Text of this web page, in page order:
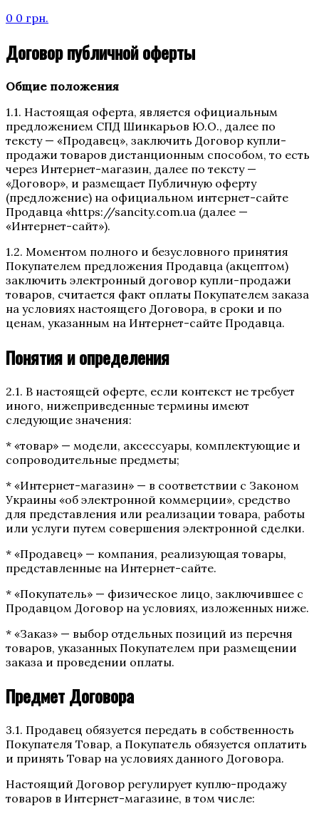
0 0 грн.
Договор публичной оферты
Общие положения
1.1. Настоящая оферта, является официальным
предложением СПД Шинкарьов Ю.О., далее по
тексту — «Продавец», заключить Договор купли-
продажи товаров дистанционным способом, то есть
через Интернет-магазин, далее по тексту —
«Договор», и размещает Публичную оферту
(предложение) на официальном интернет-сайте
Продавца «https://sancity.com.ua (далее —
«Интернет-сайт»).
1.2. Моментом полного и безусловного принятия
Покупателем предложения Продавца (акцептом)
заключить электронный договор купли-продажи
товаров, считается факт оплаты Покупателем заказа
на условиях настоящего Договора, в сроки и по
ценам, указанным на Интернет-сайте Продавца.
Понятия и определения
2.1. В настоящей оферте, если контекст не требует
иного, нижеприведенные термины имеют
следующие значения:
* «товар» — модели, аксессуары, комплектующие и
сопроводительные предметы;
* «Интернет-магазин» — в соответствии с Законом
Украины «об электронной коммерции», средство
для представления или реализации товара, работы
или услуги путем совершения электронной сделки.
* «Продавец» — компания, реализующая товары,
представленные на Интернет-сайте.
* «Покупатель» — физическое лицо, заключившее с
Продавцом Договор на условиях, изложенных ниже.
* «Заказ» — выбор отдельных позиций из перечня
товаров, указанных Покупателем при размещении
заказа и проведении оплаты.
Предмет Договора
3.1. Продавец обязуется передать в собственность
Покупателя Товар, а Покупатель обязуется оплатить
и принять Товар на условиях данного Договора.
Настоящий Договор регулирует куплю-продажу
товаров в Интернет-магазине, в том числе: